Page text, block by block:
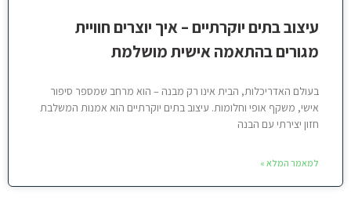
עיצוב בתים יוקרתיים – איך יוצרים חוויית
מגורים בהתאמה אישית מושלמת
בעולם האדריכלות, הבית אינו רק מבנה – הוא מרחב שמספר סיפור
אישי, משקף אופי וחלומות. עיצוב בתים יוקרתיים הוא אמנות המשלבת
חזון יצירתי עם הבנה
למאמר המלא »